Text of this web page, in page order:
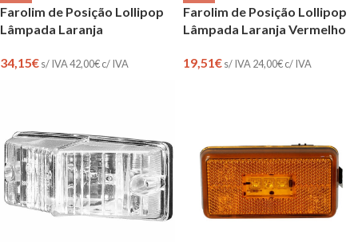
Farolim de Posição Lollipop
Lâmpada Laranja
34,15€s/ IVA42,00€c/ IVA
Farolim de Posição Lollipop
Lâmpada Laranja Vermelho
19,51€s/ IVA 24,00€c/ IVA